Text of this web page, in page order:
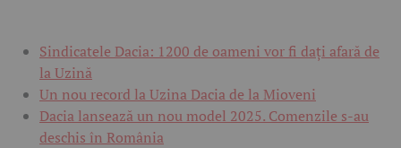
Sindicatele Dacia: 1200 de oameni vor fi dați afară de
la Uzină
Un nou record la Uzina Dacia de la Mioveni
Dacia lansează un nou model 2025. Comenzile s-au
deschis în România